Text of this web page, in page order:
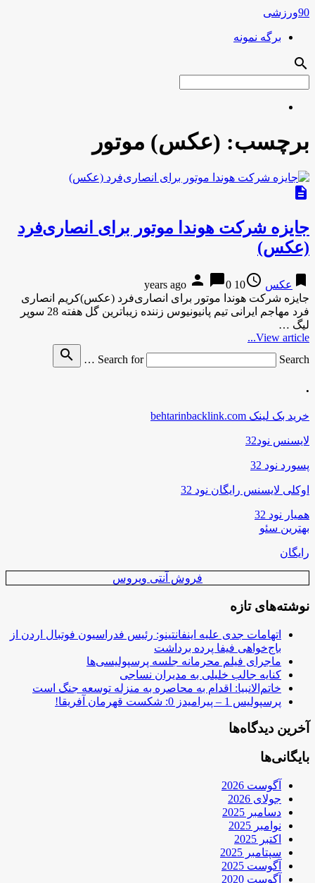
90ورزشی
برگه نمونه
search
برچسب: (عکس) موتور
description
جایزه شرکت هوندا موتور برای انصاری‌فرد
(عکس)
bookmark عکس access_time
10 years ago
person chat_bubble0
جایزه شرکت هوندا موتور برای انصاری‌فرد (عکس)کریم انصاری
فرد مهاجم ایرانی تیم پانیونیوس زننده زیباترین گل هفته 28 سوپر
لیگ …
View article...
Search for
Search …
search
.
خرید بک لینک behtarinbacklink.com
لایسنس نود32
پسورد نود 32
اوکلی لایسنس رایگان نود 32
همیار نود 32
بهترین سئو
رایگان
فروش آنتی ویروس
نوشته‌های تازه
اتهامات جدی علیه اینفانتینو: رئیس فدراسیون فوتبال اردن از
باج‌خواهی فیفا پرده برداشت
ماجرای فیلم محرمانه جلسه پرسپولیسی‌ها
کنایه جالب خلیلی به مدیران نساجی
خاتم‌الانبیا: اقدام به محاصره به منزله توسعه جنگ است
پرسپولیس 1 – پیرامیدز 0: شکست قهرمان آفریقا!
آخرین دیدگاه‌ها
بایگانی‌ها
آگوست 2026
جولای 2026
دسامبر 2025
نوامبر 2025
اکتبر 2025
سپتامبر 2025
آگوست 2025
آگوست 2020